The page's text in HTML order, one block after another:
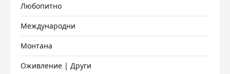
Любопитно
Международни
Монтана
Оживление | Други